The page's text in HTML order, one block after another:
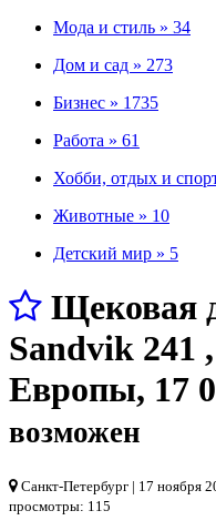
Мода и стиль » 34
Дом и сад » 273
Бизнес » 1735
Работа » 61
Хобби, отдых и
Животные » 10
Детский мир » 5
Щековая
Sandvik 241
Европы, 17
возможен
Санкт-Петербург | 17 ноября
просмотры: 115